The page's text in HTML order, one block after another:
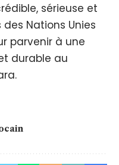
sérieuse et
Nations Unies
parvenir à une
durable au